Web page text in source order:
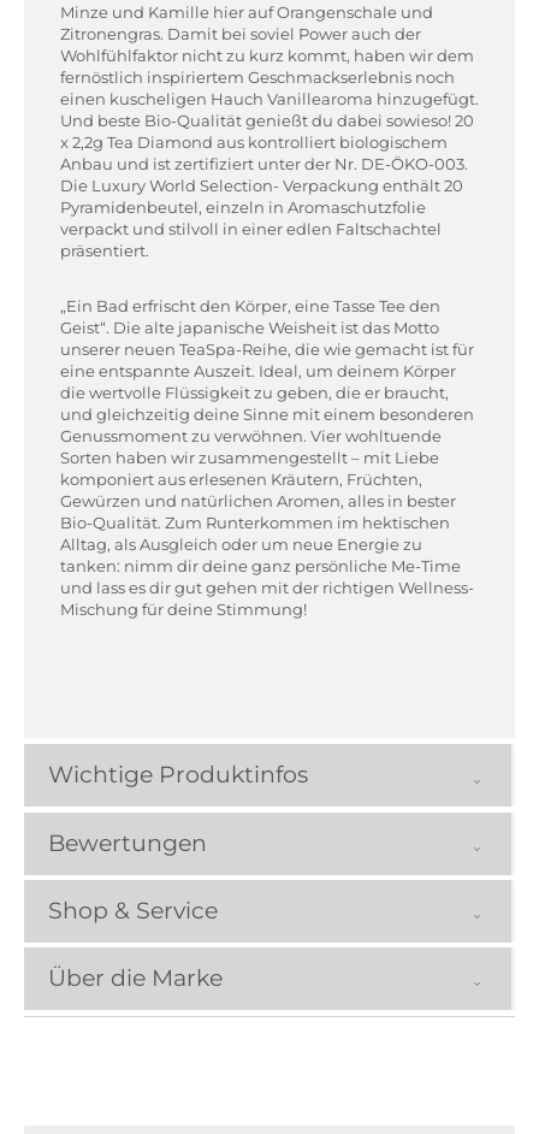
Minze und Kamille hier auf Orangenschale und
Zitronengras. Damit bei soviel Power auch der
Wohlfühlfaktor nicht zu kurz kommt, haben wir dem
fernöstlich inspiriertem Geschmackserlebnis noch
einen kuscheligen Hauch Vanillearoma hinzugefügt.
Und beste Bio-Qualität genießt du dabei sowieso! 20
x 2,2g Tea Diamond aus kontrolliert biologischem
Anbau und ist zertifiziert unter der Nr. DE-ÖKO-003.
Die Luxury World Selection- Verpackung enthält 20
Pyramidenbeutel, einzeln in Aromaschutzfolie
verpackt und stilvoll in einer edlen Faltschachtel
präsentiert.
„Ein Bad erfrischt den Körper, eine Tasse Tee den
Geist“. Die alte japanische Weisheit ist das Motto
unserer neuen TeaSpa-Reihe, die wie gemacht ist für
eine entspannte Auszeit. Ideal, um deinem Körper
die wertvolle Flüssigkeit zu geben, die er braucht,
und gleichzeitig deine Sinne mit einem besonderen
Genussmoment zu verwöhnen. Vier wohltuende
Sorten haben wir zusammengestellt – mit Liebe
komponiert aus erlesenen Kräutern, Früchten,
Gewürzen und natürlichen Aromen, alles in bester
Bio-Qualität. Zum Runterkommen im hektischen
Alltag, als Ausgleich oder um neue Energie zu
tanken: nimm dir deine ganz persönliche Me-Time
und lass es dir gut gehen mit der richtigen Wellness-
Mischung für deine Stimmung!
Wichtige Produktinfos
Bewertungen
Shop & Service
Über die Marke